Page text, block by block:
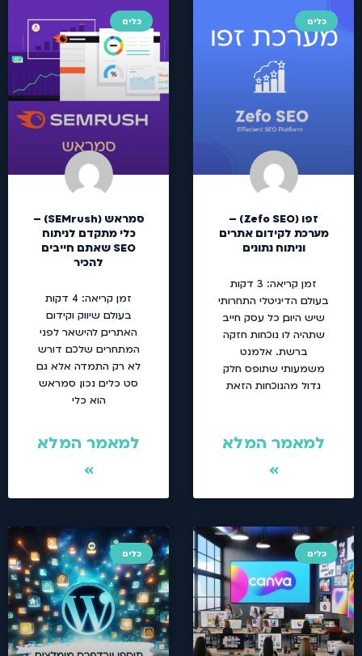
כלים
זפו (Zefo SEO) –
מערכת לקידום אתרים
וניתוח נתונים
זמן קריאה: 3 דקות
בעולם הדיגיטלי התחרותי
שיש היום, כל עסק חייב
שתהיה לו נוכחות חזקה
ברשת. אלמנט
משמעותי שתופס חלק
גדול מהנוכחות הזאת
למאמר המלא
»
כלים
סמראש (SEMrush) –
כלי מתקדם לניתוח
SEO שאתם חייבים
להכיר
זמן קריאה: 4 דקות
בעולם שיווק וקידום
האתרים, להישאר לפני
המתחרים שלכם דורש
לא רק התמדה אלא גם
סט כלים נכון. סמראש
הוא כלי
למאמר המלא
»
כלים כלים